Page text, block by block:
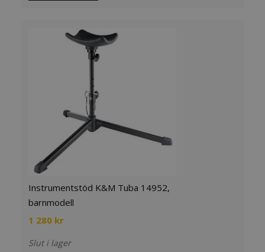
Instrumentstöd K&M Tuba 14952,
barnmodell
1 280 kr
Slut i lager